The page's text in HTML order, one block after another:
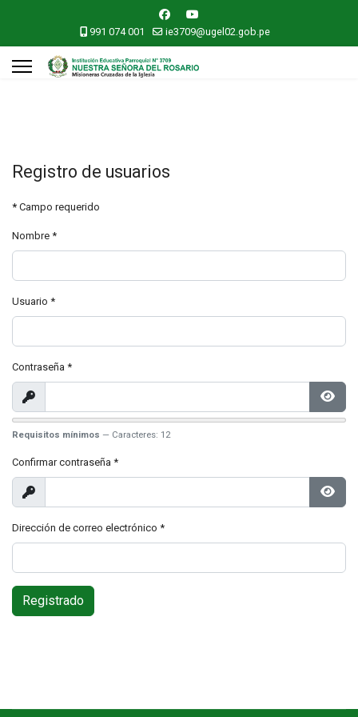
991 074 001 ie3709@ugel02.gob.pe
Registro de usuarios
* Campo requerido
Nombre *
Usuario *
Contraseña *
Mostrar
Requisitos mínimos — Caracteres: 12
Confirmar contraseña *
Mostrar
Dirección de correo electrónico *
Registrado